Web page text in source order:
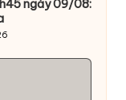
ngày 09/08: